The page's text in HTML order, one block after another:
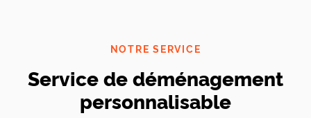
NOTRE SERVICE
Service de déménagement
personnalisable